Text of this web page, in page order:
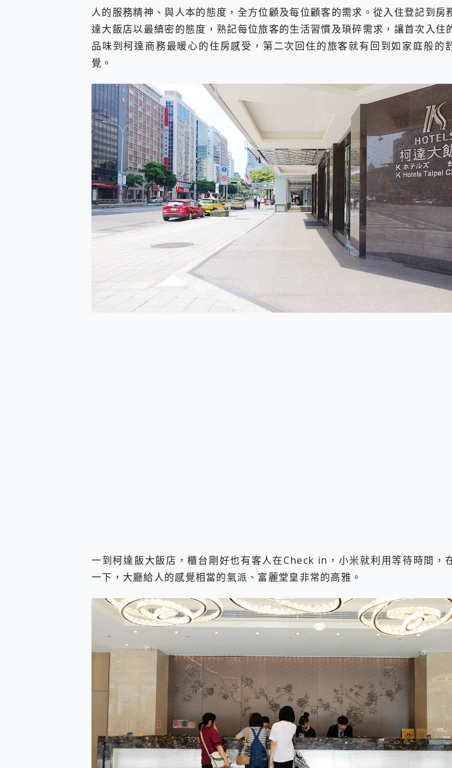
3 個超值 MHN 飛人工具分享~~ iToolab AnyGo 魔物獵人 Now飛人
Locawhere AnyTo 寶可夢飛人 AnyTo 不出門也可以飛遍全世界
小體積 40000mAh 超大容量 一次充5個設備 充好充滿 CUKTECH 酷態
97.3% 恢復率，資料救援就是這麼簡單 EaseUS Data Recovery
Xiaomi 14 Ultra 開箱 評測~ 有深度的 Leica 影像旗艦手機! 加碼小旗
vivo TWS 3e 真無線藍牙耳機智慧降噪升級、音質明亮溫潤，並支援
MSI Claw 掌機專屬配件包 來囉 完美保護 MSI Claw A1M-026TW 電競
人像旗艦 vivo V30 系列 開箱 評測! 首搭蔡司光學鏡頭、攝影棚級柔
多個願望一次滿足 超強散熱 微星 MSI Claw A1M-026TW 電競掌機 開
一吸完美對位 擁有超強吸力與超好用的隱磁支架 O-ONE MAG 最會吸
OPPO 哈蘇 300mm 專業增距鏡實測：Find X9 Ultra 光學長焦隨手拍
Motorola edge 70 pro 及 moto g37 power上市，登錄在送飛利浦氣炸
近八千元的 Soundcore Liberty 5 Pro Max，有螢幕的耳機會是智商稅
ASUS Pad 全面應援 Me Time，加碼愛奇藝黃金雙周卡體驗，專案價
人的服務精神、與人本的態度，全方位顧及每位顧客的需求。從入住登記到房
達大飯店以最縝密的態度，熟記每位旅客的生活習慣及瑣碎需求，讓首次入住
品味到柯達商務最暖心的住房感受，第二次回住的旅客就有回到如家庭般的
覺。
一到柯達飯大飯店，櫃台剛好也有客人在Check in，小米就利用等待時間，
一下，大廳給人的感覺相當的氣派、富麗堂皇非常的高雅。